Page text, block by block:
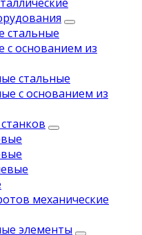
стальные
с основанием из
стальные
с основанием из
механические
элементы